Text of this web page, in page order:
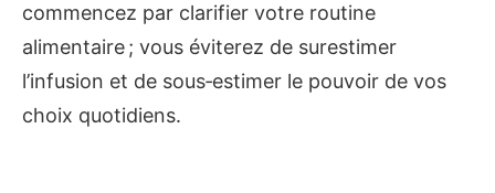
commencez par clarifier votre routine
alimentaire ; vous éviterez de surestimer
l’infusion et de sous‑estimer le pouvoir de vos
choix quotidiens.